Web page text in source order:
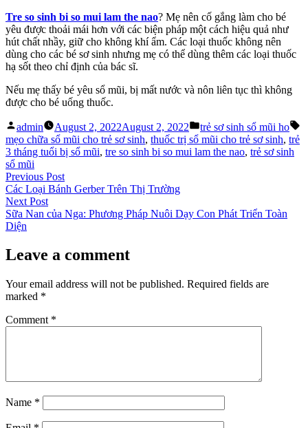
Tre so sinh bi so mui lam the nao? Mẹ nên cố gắng làm cho bé
yêu được thoải mái hơn với các biện pháp một cách hiệu quả như
hút chất nhầy, giữ cho không khí ẩm. Các loại thuốc không nên
dùng cho các bé sơ sinh nhưng mẹ có thể dùng thêm các loại thuốc
hạ sốt theo chỉ định của bác sĩ.
Nếu mẹ thấy bé yêu sổ mũi, bị mất nước và nôn liên tục thì không
được cho bé uống thuốc.
Posted
by
admin August 2, 2022August 2, 2022
Posted
in
trẻ sơ sinh sổ mũi ho
mẹo chữa sổ mũi cho trẻ sơ sinh, thuốc trị sổ mũi cho trẻ sơ sinh, trẻ
3 tháng tuổi bị sổ mũi, tre so sinh bi so mui lam the nao, trẻ sơ sinh
sổ mũi
Post
navigation
Previous PostPrevious
post:
Các Loại Bánh Gerber Trên Thị Trường
Next PostNext
post:
Sữa Nan của Nga: Phương Pháp Nuôi Dạy Con Phát Triển Toàn
Diện
Leave a comment
Your email address will not be published. Required fields are
marked *
Comment *
Name *